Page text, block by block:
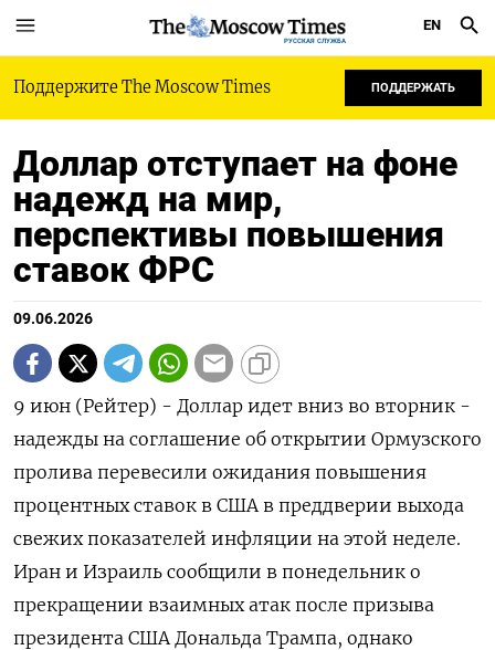
РУССКАЯ СЛУЖБА
EN
Поддержите The Moscow Times ПОДДЕРЖАТЬ
Доллар отступает на фоне
надежд на мир,
перспективы повышения
ставок ФРС
09.06.2026
9 июн (Рейтер) - Доллар идет вниз во вторник -
надежды на соглашение об открытии Ормузского
пролива перевесили ожидания повышения
процентных ставок в США в преддверии выхода
свежих показателей инфляции ‌на этой неделе.
Иран и Израиль сообщили в понедельник о
прекращении взаимных атак после призыва
президента США Дональда Трампа, однако